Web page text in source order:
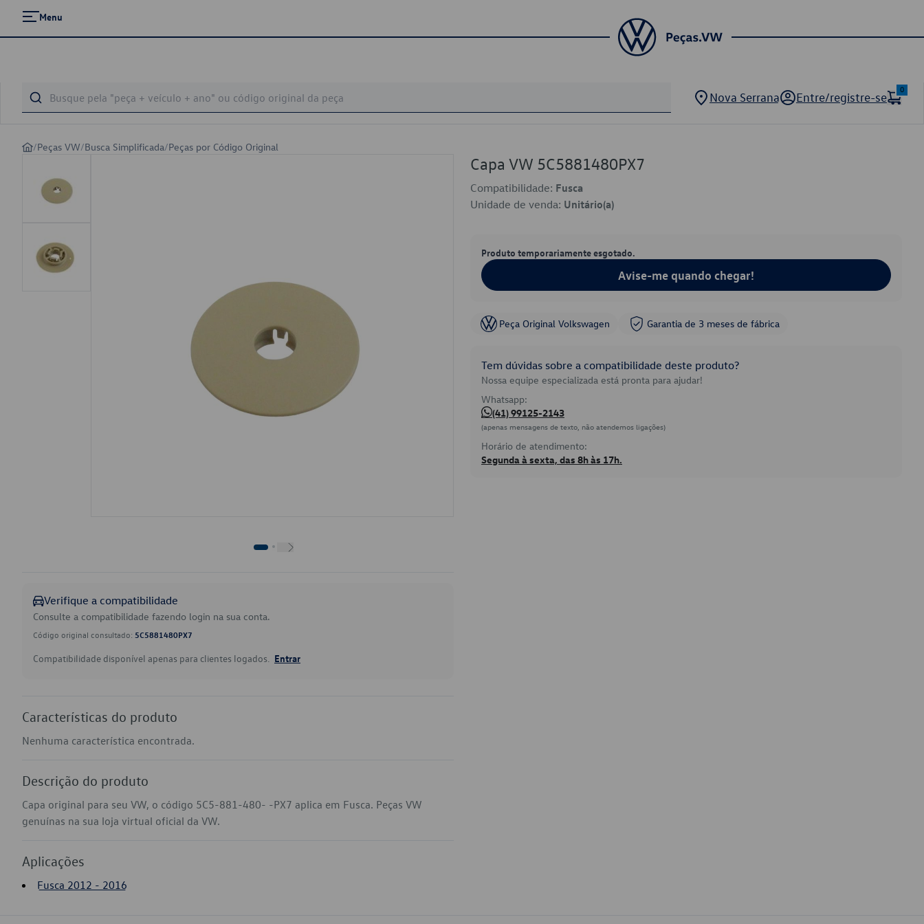
Menu
Nova Serrana Entre/registre-se
0
/Peças VW/Busca Simplificada/Peças por Código Original
Verifique a compatibilidade
Consulte a compatibilidade fazendo login na sua conta.
Código original consultado: 5C5881480PX7
Compatibilidade disponível apenas para clientes logados. Entrar
Características do produto
Nenhuma característica encontrada.
Descrição do produto
Capa original para seu VW, o código 5C5-881-480- -PX7 aplica em Fusca. Peças VW
genuínas na sua loja virtual oficial da VW.
Aplicações
Fusca 2012 - 2016
Capa VW 5C5881480PX7
Compatibilidade: Fusca
Unidade de venda: Unitário(a)
Produto temporariamente esgotado.
Avise-me quando chegar!
Peça Original Volkswagen Garantia de 3 meses de fábrica
Tem dúvidas sobre a compatibilidade deste produto?
Nossa equipe especializada está pronta para ajudar!
Whatsapp:
(41) 99125-2143
(apenas mensagens de texto, não atendemos ligações)
Horário de atendimento:
Segunda à sexta, das 8h às 17h.